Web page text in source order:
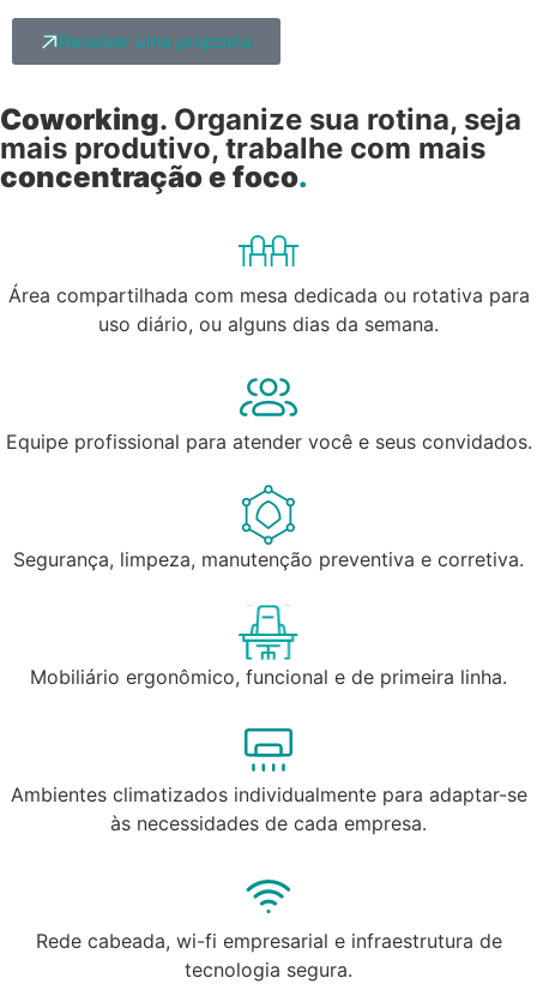
Receber uma proposta
Coworking. Organize sua rotina, seja
mais produtivo, trabalhe com mais
concentração e foco.
Área compartilhada com mesa dedicada ou rotativa para
uso diário, ou alguns dias da semana.​
Equipe profissional para atender você e seus convidados.
Segurança, limpeza, manutenção preventiva e corretiva.
Mobiliário ergonômico, funcional e de primeira linha.
Ambientes climatizados individualmente para adaptar-se
às necessidades de cada empresa.
Rede cabeada, wi-fi empresarial e infraestrutura de
tecnologia segura.